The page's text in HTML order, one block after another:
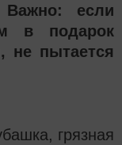
Важно: если
в подарок
не пытается
грязная